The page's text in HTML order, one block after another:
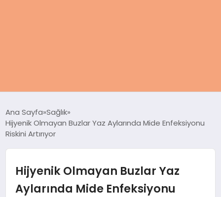
KADIN
MAGAZIN
Ana Sayfa Sağlık
Hijyenik Olmayan Buzlar Yaz Aylarında Mide Enfeksiyonu
Riskini Artırıyor
Hijyenik Olmayan Buzlar Yaz
Aylarında Mide Enfeksiyonu